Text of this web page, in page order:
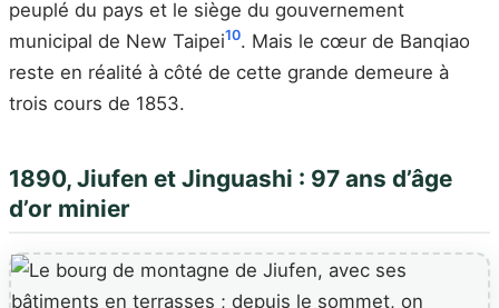
peuplé du pays et le siège du gouvernement
municipal de New Taipei10. Mais le cœur de Banqiao
reste en réalité à côté de cette grande demeure à
trois cours de 1853.
1890, Jiufen et Jinguashi : 97 ans d’âge
d’or minier